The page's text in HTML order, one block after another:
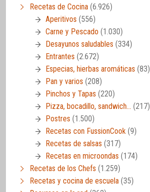
Recetas de Cocina (6.926)
Aperitivos (556)
Carne y Pescado (1.030)
Desayunos saludables (334)
Entrantes (2.672)
Especias, hierbas aromáticas (83)
Pan y varios (208)
Pinchos y Tapas (220)
Pizza, bocadillo, sandwich… (217)
Postres (1.500)
Recetas con FussionCook (9)
Recetas de salsas (317)
Recetas en microondas (174)
Recetas de los Chefs (1.259)
Recetas y cocina de escuela (35)